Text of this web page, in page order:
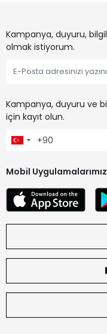
Kampanya, duyuru,
olmak istiyorum.
Kampanya, duyuru ve
için kayıt olun.
Mobil Uygulamalarımız